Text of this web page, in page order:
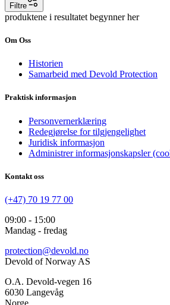
Filtre
produktene i resultatet begynner her
Om Oss
Historien
Samarbeid med Devold Protection
Praktisk informasjon
Personvernerklæring
Redegjørelse for tilgjengelighet
Juridisk informasjon
Administrer informasjonskapsler
Kontakt oss
(+47) 70 19 77 00
09:00 - 15:00
Mandag - fredag
protection@devold.no
Devold of Norway AS
O.A. Devold-vegen 16
6030 Langevåg
Norge